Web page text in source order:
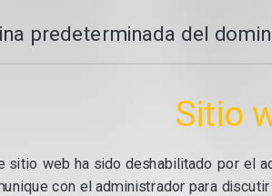
predeterminada del
Sitio
sitio web ha sido deshabilitado por el
con el administrador para